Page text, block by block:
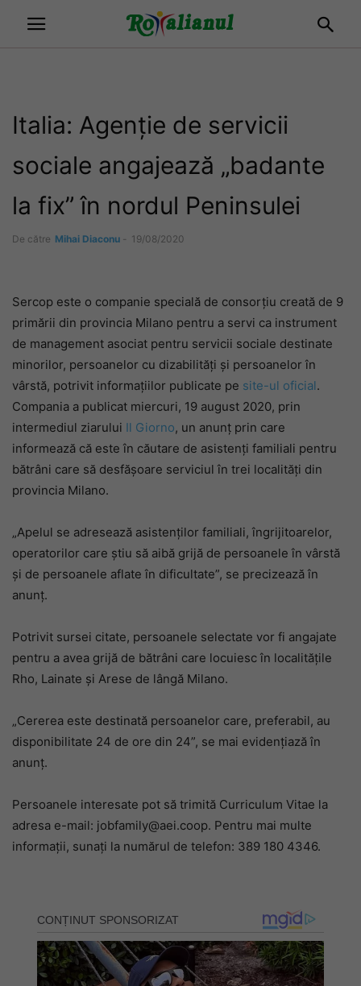
Italia: Agenție de servicii
sociale angajează „badante
la fix” în nordul Peninsulei
De către Mihai Diaconu - 19/08/2020
Sercop este o companie specială de consorțiu creată de 9
primării din provincia Milano pentru a servi ca instrument
de management asociat pentru servicii sociale destinate
minorilor, persoanelor cu dizabilități și persoanelor în
vârstă, potrivit informațiilor publicate pe site-ul oficial.
Compania a publicat miercuri, 19 august 2020, prin
intermediul ziarului Il Giorno, un anunț prin care
informează că este în căutare de asistenți familiali pentru
bătrâni care să desfășoare serviciul în trei localități din
provincia Milano.
„Apelul se adresează asistenților familiali, îngrijitoarelor,
operatorilor care știu să aibă grijă de persoanele în vârstă
și de persoanele aflate în dificultate”, se precizează în
anunț.
Potrivit sursei citate, persoanele selectate vor fi angajate
pentru a avea grijă de bătrâni care locuiesc în localitățile
Rho, Lainate și Arese de lângă Milano.
„Cererea este destinată persoanelor care, preferabil, au
disponibilitate 24 de ore din 24”, se mai evidențiază în
anunț.
Persoanele interesate pot să trimită Curriculum Vitae la
adresa e-mail: jobfamily@aei.coop. Pentru mai multe
informații, sunați la numărul de telefon: 389 180 4346.